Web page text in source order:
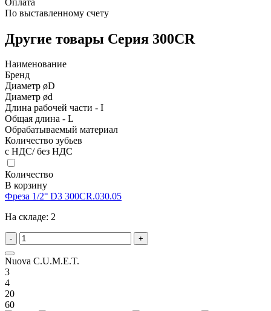
По выставленному счету
Другие товары Серия 300CR
Наименование
Бренд
Диаметр øD
Диаметр ød
Длина рабочей части - I
Общая длина - L
Обрабатываемый материал
Количество зубьев
с НДС/ без НДС
Количество
В корзину
Фреза 1/2° D3 300CR.030.05
На складе: 2
- +
Nuova C.U.M.E.T.
3
4
20
60